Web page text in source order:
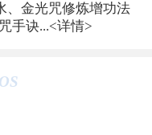
、金光咒修炼增功法
手诀...<详情>